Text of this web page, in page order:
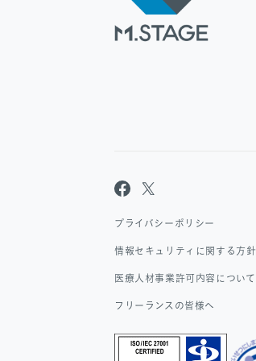
プライバシーポリシー
情報セキュリティに関する方針
医療人材事業許可内容について
フリーランスの皆様へ